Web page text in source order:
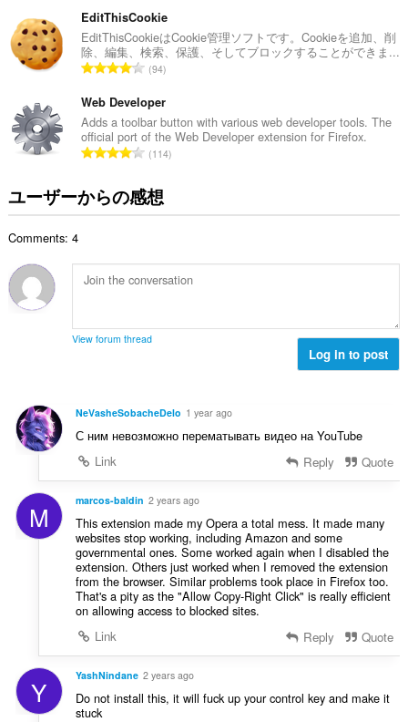
ア
ク
セ
ス
で
す。
の
総
数
：
EditThisCookie
EditThisCookieはCookie管理ソフトです。Cookieを追加、削
除、編集、検索、保護、そしてブロックすることができま...
評
の
総
数
：
94
Web Developer
Adds a toolbar button with various web developer tools. The
official port of the Web Developer extension for Firefox.
評
の
総
114
ユーザーからの感想
Comments: 4
View forum thread
Log in to post
NeVasheSobacheDelo 1 year ago
С ним невозможно перематывать видео на YouTube
Link
Reply Quote
M marcos-baldin 2 years ago
This extension made my Opera a total mess. It made many
websites stop working, including Amazon and some
governmental ones. Some worked again when I disabled the
extension. Others just worked when I removed the extension
from the browser. Similar problems took place in Firefox too.
That's a pity as the "Allow Copy-Right Click" is really efficient
on allowing access to blocked sites.
Link
Reply Quote
Y YashNindane 2 years ago
Do not install this, it will fuck up your control key and make it
stuck